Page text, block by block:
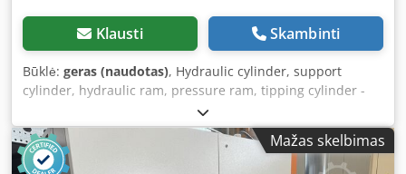
Klausti Skambinti
Būklė: geras (naudotas), Hydraulic cylinder, support
cylinder, hydraulic ram, pressure ram, tipping cylinder -
Hydraulic cylinder: tipping cylinder - Stroke: 135 mm -
Piston rod: Ø 126 mm / Mounting Ø 70 mm Dsdpfx Ahsg
Akafe Rjck - Cylinder: Outer Ø 155 mm - Mounting: Ø 50
mm / see technical drawing photo for exact dimensions -
Mažas skelbimas